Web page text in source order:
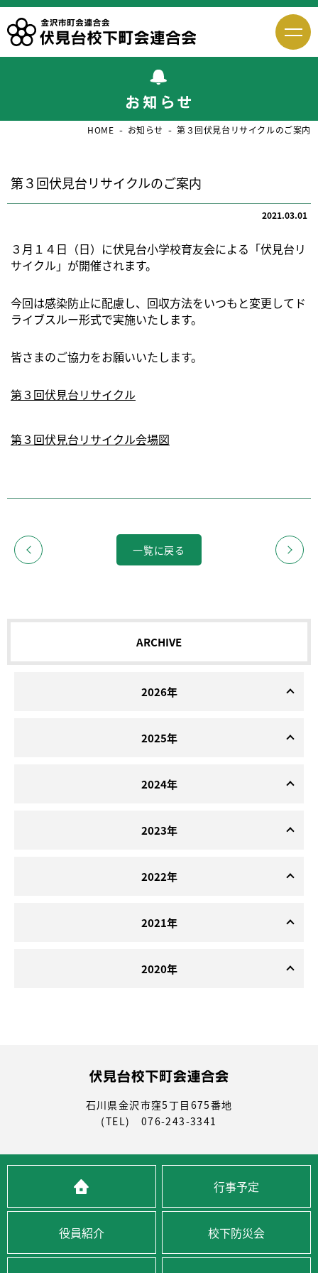
HOME お知らせ 第３回伏見台リサイクルのご案内
第３回伏見台リサイクルのご案内
2021.03.01
３月１４日（日）に伏見台小学校育友会による「伏見台リ
サイクル」が開催されます。
今回は感染防止に配慮し、回収方法をいつもと変更してド
ライブスルー形式で実施いたします。
皆さまのご協力をお願いいたします。
第３回伏見台リサイクル
第３回伏見台リサイクル会場図
一覧に戻る
ARCHIVE
2026年
2025年
2024年
2023年
2022年
2021年
2020年
石川県金沢市窪5丁目675番地
(TEL) 076-243-3341
行事予定
役員紹介 校下防災会